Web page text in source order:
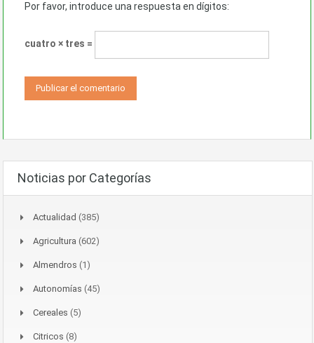
Por favor, introduce una respuesta en dígitos:
cuatro × tres =
Noticias por Categorías
Actualidad (385)
Agricultura (602)
Almendros (1)
Autonomías (45)
Cereales (5)
Citricos (8)